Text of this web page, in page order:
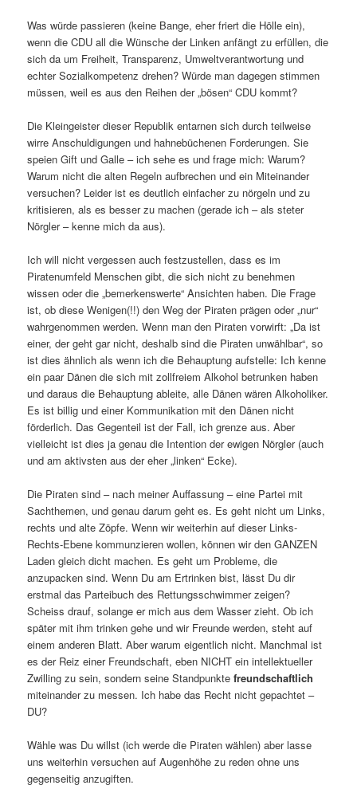
Was würde passieren (keine Bange, eher friert die Hölle ein),
wenn die CDU all die Wünsche der Linken anfängt zu erfüllen, die
sich da um Freiheit, Transparenz, Umweltverantwortung und
echter Sozialkompetenz drehen? Würde man dagegen stimmen
müssen, weil es aus den Reihen der „bösen“ CDU kommt?
Die Kleingeister dieser Republik entarnen sich durch teilweise
wirre Anschuldigungen und hahnebüchenen Forderungen. Sie
speien Gift und Galle – ich sehe es und frage mich: Warum?
Warum nicht die alten Regeln aufbrechen und ein Miteinander
versuchen? Leider ist es deutlich einfacher zu nörgeln und zu
kritisieren, als es besser zu machen (gerade ich – als steter
Nörgler – kenne mich da aus).
Ich will nicht vergessen auch festzustellen, dass es im
Piratenumfeld Menschen gibt, die sich nicht zu benehmen
wissen oder die „bemerkenswerte“ Ansichten haben. Die Frage
ist, ob diese Wenigen(!!) den Weg der Piraten prägen oder „nur“
wahrgenommen werden. Wenn man den Piraten vorwirft: „Da ist
einer, der geht gar nicht, deshalb sind die Piraten unwählbar“, so
ist dies ähnlich als wenn ich die Behauptung aufstelle: Ich kenne
ein paar Dänen die sich mit zollfreiem Alkohol betrunken haben
und daraus die Behauptung ableite, alle Dänen wären Alkoholiker.
Es ist billig und einer Kommunikation mit den Dänen nicht
förderlich. Das Gegenteil ist der Fall, ich grenze aus. Aber
vielleicht ist dies ja genau die Intention der ewigen Nörgler (auch
und am aktivsten aus der eher „linken“ Ecke).
Die Piraten sind – nach meiner Auffassung – eine Partei mit
Sachthemen, und genau darum geht es. Es geht nicht um Links,
rechts und alte Zöpfe. Wenn wir weiterhin auf dieser Links-
Rechts-Ebene kommunzieren wollen, können wir den GANZEN
Laden gleich dicht machen. Es geht um Probleme, die
anzupacken sind. Wenn Du am Ertrinken bist, lässt Du dir
erstmal das Parteibuch des Rettungsschwimmer zeigen?
Scheiss drauf, solange er mich aus dem Wasser zieht. Ob ich
später mit ihm trinken gehe und wir Freunde werden, steht auf
einem anderen Blatt. Aber warum eigentlich nicht. Manchmal ist
es der Reiz einer Freundschaft, eben NICHT ein intellektueller
Zwilling zu sein, sondern seine Standpunktefreundschaftlich
miteinander zu messen. Ich habe das Recht nicht gepachtet –
DU?
Wähle was Du willst (ich werde die Piraten wählen) aber lasse
uns weiterhin versuchen auf Augenhöhe zu reden ohne uns
gegenseitig anzugiften.